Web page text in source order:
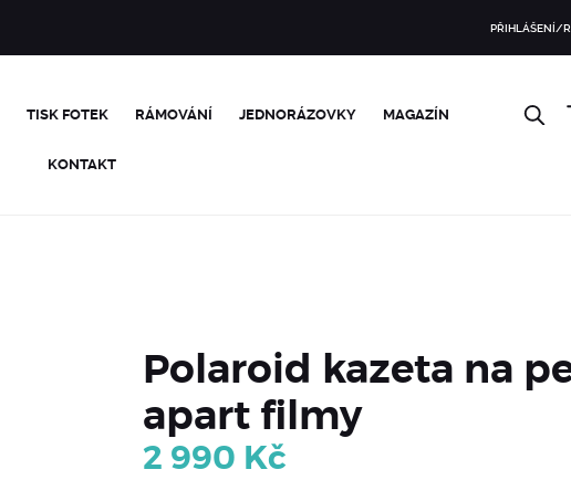
PŘIHLÁŠENÍ/
TISK FOTEK RÁMOVÁNÍ JEDNORÁZOVKY MAGAZÍN
KONTAKT
Polaroid kazeta na
apart filmy
2 990 Kč